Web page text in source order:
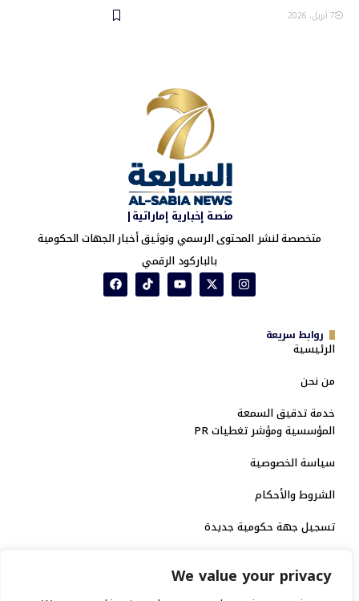
We value your privacy
7 أبريل، 2026
منصة إخبارية إماراتية|
متخصصة لنشر المحتوى الرسمي وتوثيق أخبار الجهات الحكومية
بالباركود الرقمي
روابط سريعة
الرئيسية
من نحن
خدمة تدقيق السمعة
المؤسسية ومؤشر تغطيات PR
سياسة الخصوصية
الشروط والأحكام
تسجيل جهة حكومية جديدة
الاعتماد الرسمي
منصة إخبارية مرخصة